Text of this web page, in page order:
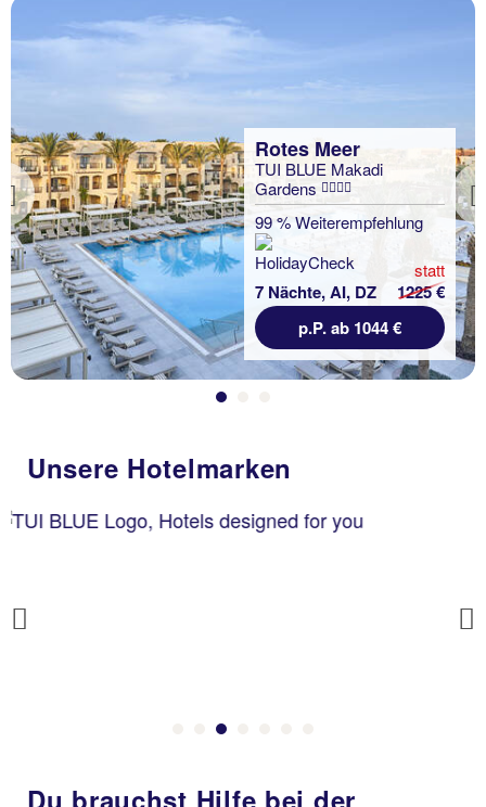
Previous
Rotes Meer
TUI BLUE Makadi
Gardens
99 % Weiterempfehlung
7 Nächte, AI, DZ
statt
1225 €
p.P. ab 1044 €
Unsere Hotelmarken
Previous
Du brauchst Hilfe bei der